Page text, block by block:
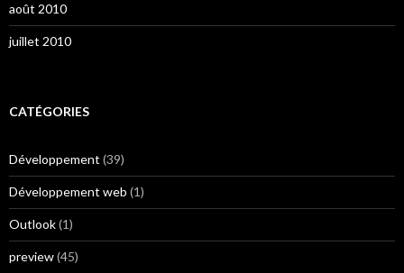
août 2010
juillet 2010
CATÉGORIES
Développement (39)
Développement web (1)
Outlook(1)
preview(45)